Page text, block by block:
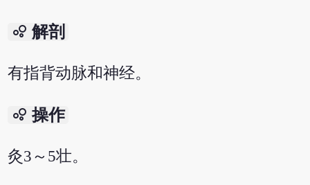
bubble_chart 解剖
有指背动脉和神经。
bubble_chart 操作
灸3～5壮。